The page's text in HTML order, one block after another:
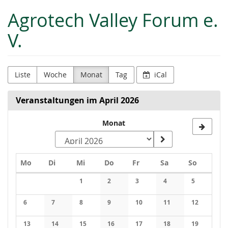
Haupt-
Inhalt
springen
Agrotech Valley Forum e.
V.
Liste Woche Monat Tag iCal
Veranstaltungen im April 2026
Monat
Mo Montag
DiDienstag
MiMittwoch
Do Donnerstag
FrFreitagSaSamstag
So
1
Keine Veranstaltungen
2
Keine Veranstaltungen
3
Keine Veranstaltungen
4
Keine
5
Keine
6
Keine Veranstaltungen
7
Keine Veranstaltungen
8
Keine Veranstaltungen
9
Keine Veranstaltungen
10
Keine Veranstaltungen
11
Keine
12
Keine
13 14 15 16 17 18 19